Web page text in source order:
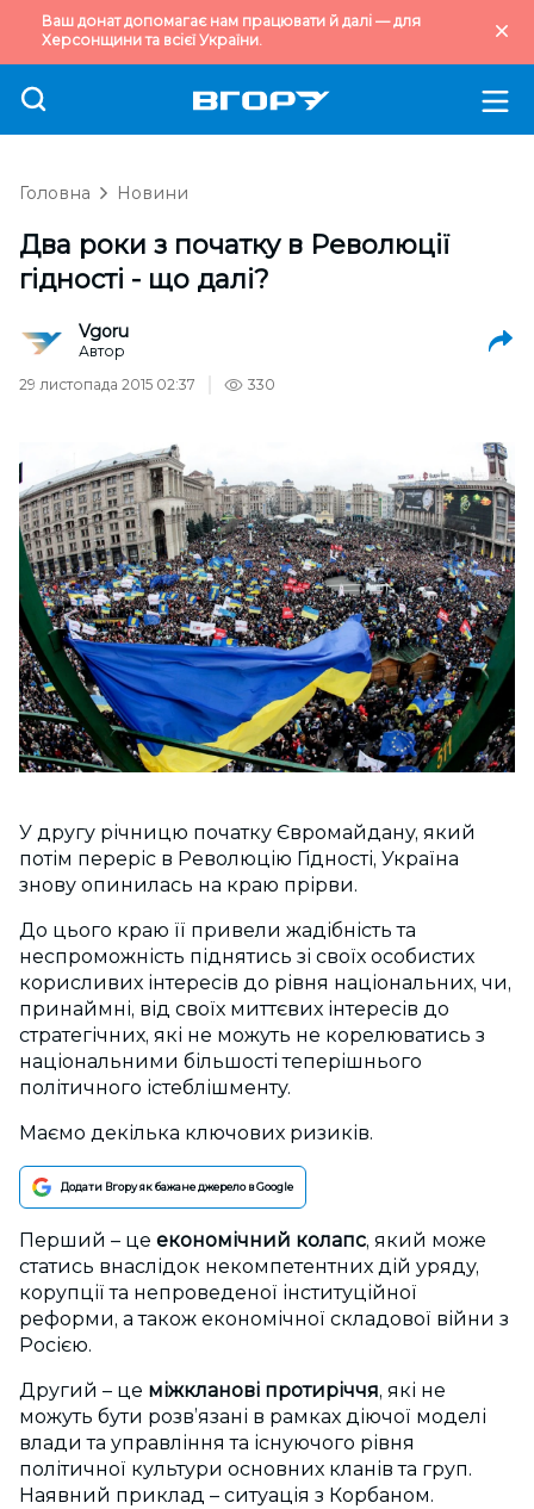
Ваш донат допомагає нам працювати й далі — для
Херсонщини та всієї України.
Головна Новини
Два роки з початку в Революції
гідності - що далі?
Vgoru
Автор
29 листопада 2015 02:37
330
У другу річницю початку Євромайдану, який
потім переріс в Революцію Гідності, Україна
знову опинилась на краю прірви.
До цього краю її привели жадібність та
неспроможність піднятись зі своїх особистих
корисливих інтересів до рівня національних, чи,
принаймні, від своїх миттєвих інтересів до
стратегічних, які не можуть не корелюватись з
національними більшості теперішнього
політичного істеблішменту.
Маємо декілька ключових ризиків.
Додати Вгору як бажане джерело в Google
Перший – це економічний колапс, який може
статись внаслідок некомпетентних дій уряду,
корупції та непроведеної інституційної
реформи, а також економічної складової війни з
Росією.
Другий – це міжкланові протиріччя, які не
можуть бути розв’язані в рамках діючої моделі
влади та управління та існуючого рівня
політичної культури основних кланів та груп.
Наявний приклад – ситуація з Корбаном.